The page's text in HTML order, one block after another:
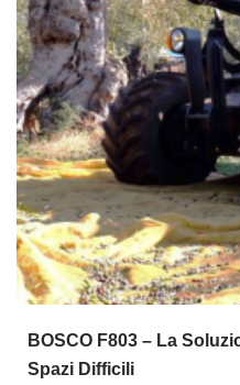
BOSCO F803 – La
Spazi Difficili